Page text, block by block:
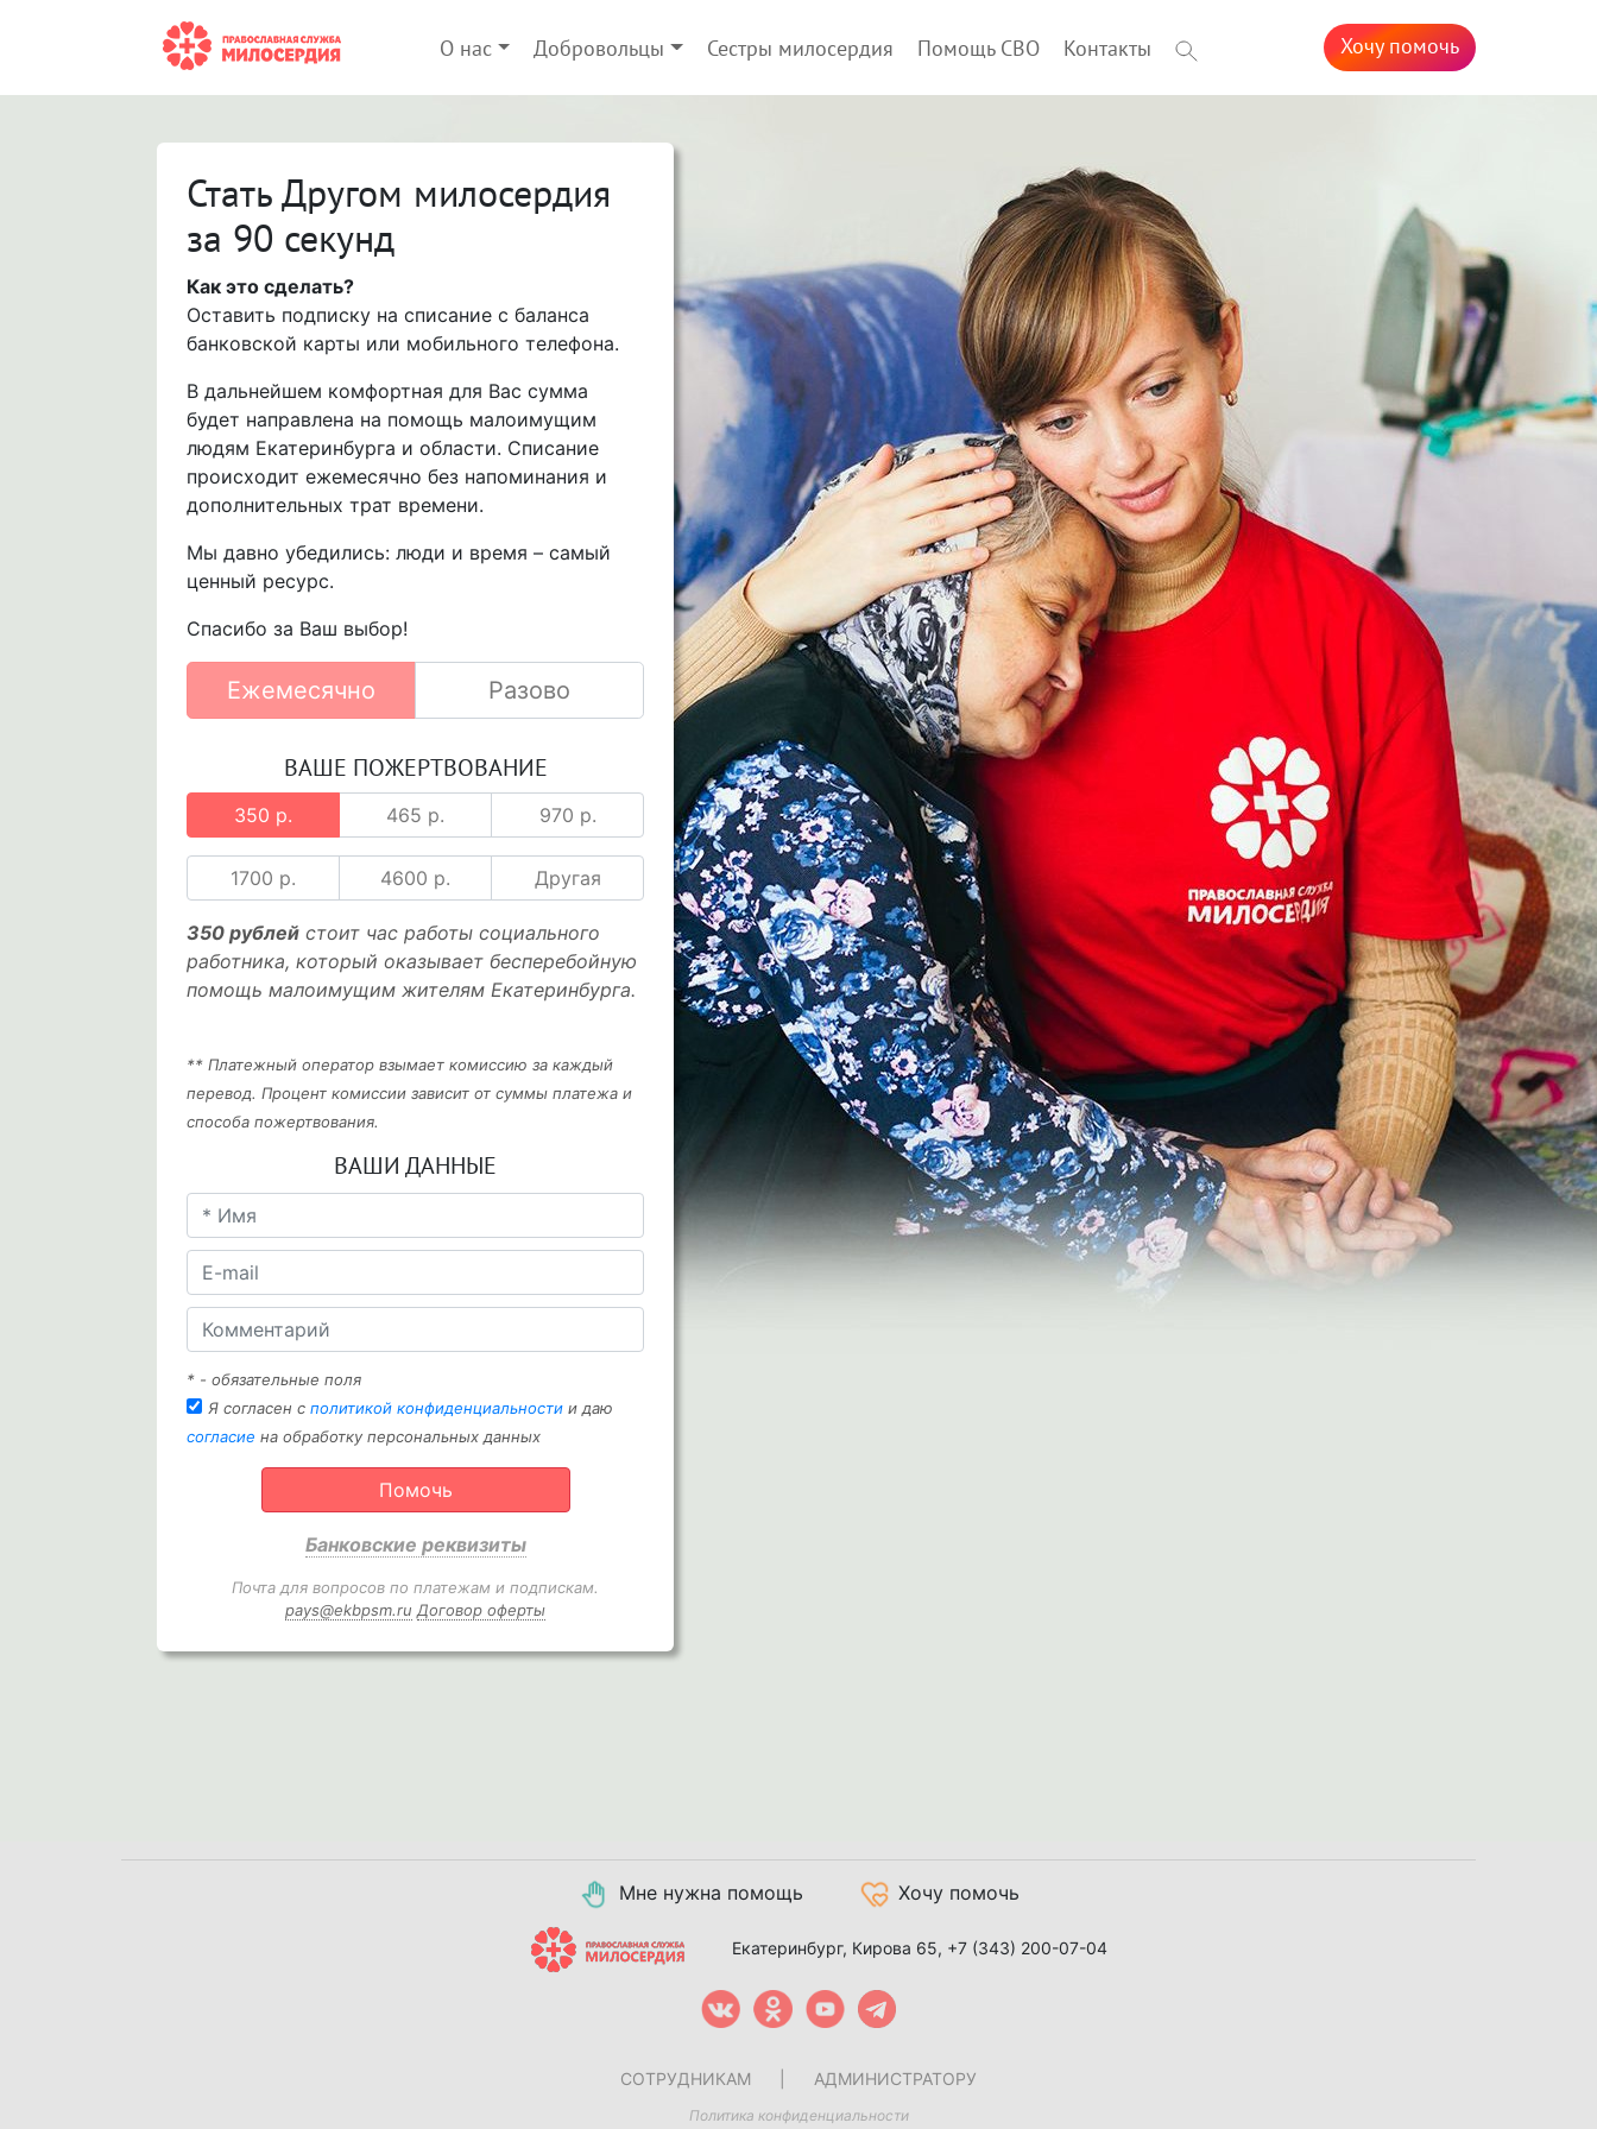
О нас Добровольцы Сестры милосердия Помощь СВО Контакты Хочу помочь
Стать Другом милосердия
за 90 секунд
Как это сделать?
Оставить подписку на списание с баланса
банковской карты или мобильного телефона.
В дальнейшем комфортная для Вас сумма
будет направлена на помощь малоимущим
людям Екатеринбурга и области. Списание
происходит ежемесячно без напоминания и
дополнительных трат времени.
Мы давно убедились: люди и время – самый
ценный ресурс.
Спасибо за Ваш выбор!
Ежемесячно Разово
ВАШЕ ПОЖЕРТВОВАНИЕ
350 р. 465 р. 970 р.
1700 р. 4600 р. Другая
350 рублей стоит час работы социального
работника, который оказывает бесперебойную
помощь малоимущим жителям Екатеринбурга.
** Платежный оператор взымает комиссию за каждый
перевод. Процент комиссии зависит от суммы платежа и
способа пожертвования.
ВАШИ ДАННЫЕ
* - обязательные поля
Я согласен с политикой конфиденциальности и даю
согласие на обработку персональных данных
Помочь
Банковские реквизиты
Почта для вопросов по платежам и подпискам.
pays@ekbpsm.ru Договор оферты
Мне нужна помощь Хочу помочь
Екатеринбург, Кирова 65, +7 (343) 200-07-04
СОТРУДНИКАМ АДМИНИСТРАТОРУ
Политика конфиденциальности